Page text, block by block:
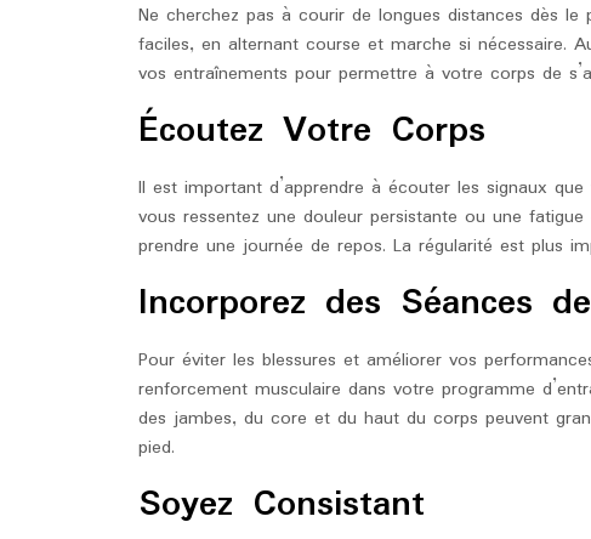
Ne cherchez pas à courir de longues distances dès
faciles, en alternant course et marche si nécessaire.
vos entraînements pour permettre à votre corps de
Écoutez Votre Corps
Il est important d’apprendre à écouter les signaux
vous ressentez une douleur persistante ou une
prendre une journée de repos. La régularité est plus
Incorporez des Séances
Pour éviter les blessures et améliorer vos
renforcement musculaire dans votre programme
des jambes, du core et du haut du corps peuvent
pied.
Soyez Consistant